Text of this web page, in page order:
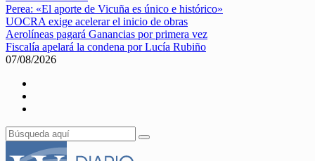
Perea: «El aporte de Vicuña es único e histórico»
UOCRA exige acelerar el inicio de obras
Aerolíneas pagará Ganancias por primera vez
Fiscalía apelará la condena por Lucía Rubiño
07/08/2026